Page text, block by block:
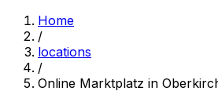
Home
/
locations
/
Online Marktplatz in